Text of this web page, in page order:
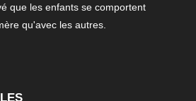
que les enfants se comportent
qu'avec les autres.